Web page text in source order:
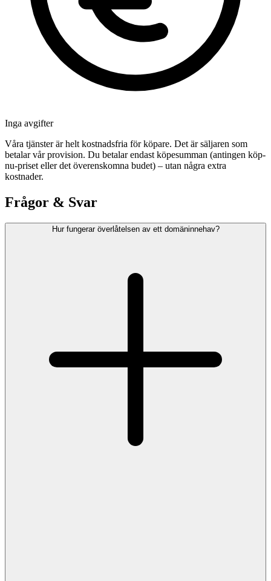
Inga avgifter
Våra tjänster är helt kostnadsfria för köpare. Det är säljaren som
betalar vår provision. Du betalar endast köpesumman (antingen köp-
nu-priset eller det överenskomna budet) – utan några extra
kostnader.
Frågor & Svar
Hur fungerar överlåtelsen av ett domäninnehav?